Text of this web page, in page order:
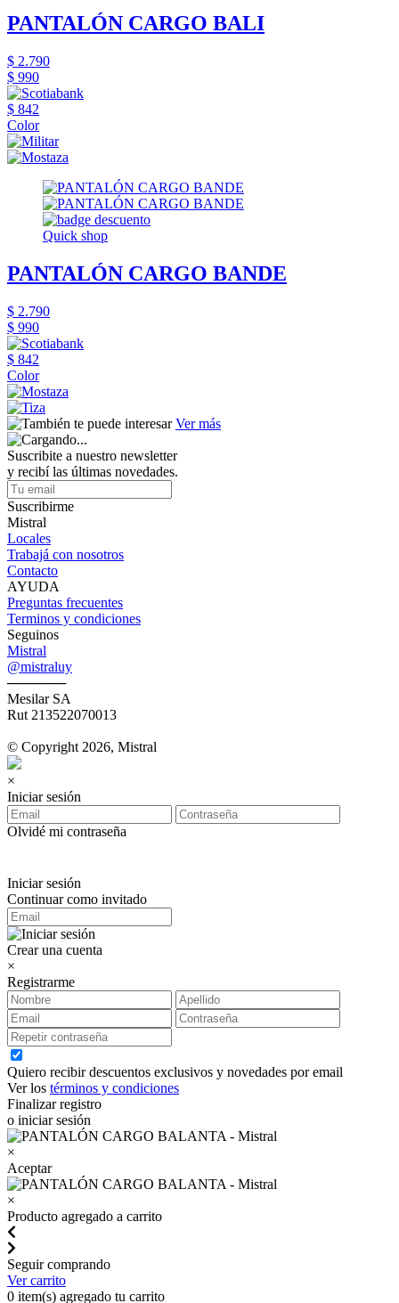
PANTALÓN CARGO BALI
$ 2.790
$ 990
$ 842
Color
Quick shop
PANTALÓN CARGO BANDE
$ 2.790
$ 990
$ 842
Color
Ver más
Suscribite a nuestro newsletter
y recibí las últimas novedades.
Suscribirme
Mistral
Locales
Trabajá con nosotros
Contacto
AYUDA
Preguntas frecuentes
Terminos y condiciones
Seguinos
Mistral
@mistraluy
──────
Mesilar SA
Rut 213522070013
© Copyright 2026, Mistral
×
Iniciar sesión
Olvidé mi contraseña
Iniciar sesión
Continuar como invitado
Crear una cuenta
×
Registrarme
Quiero recibir descuentos exclusivos y novedades por email
Ver los términos y condiciones
Finalizar registro
o iniciar sesión
×
Aceptar
×
Producto agregado a carrito
Seguir comprando
Ver carrito
0 item(s) agregado tu carrito